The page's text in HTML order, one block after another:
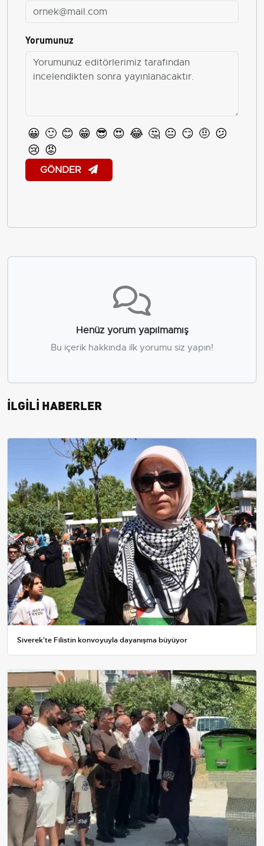
Yorumunuz
😀 🙂 😊 😁 😎 😍 😂 🤔 😐 😏 🤨 😕
😢 😡
GÖNDER
Henüz yorum yapılmamış
Bu içerik hakkında ilk yorumu siz yapın!
İLGİLİ HABERLER
Siverek'te Filistin konvoyuyla dayanışma büyüyor